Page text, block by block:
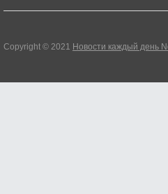
Copyright © 2021 Новости каждый день